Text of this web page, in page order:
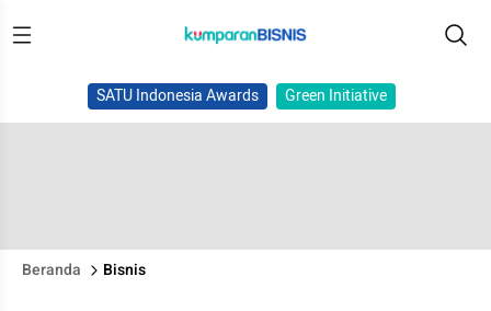
SATU Indonesia Awards Green Initiative
Beranda Bisnis